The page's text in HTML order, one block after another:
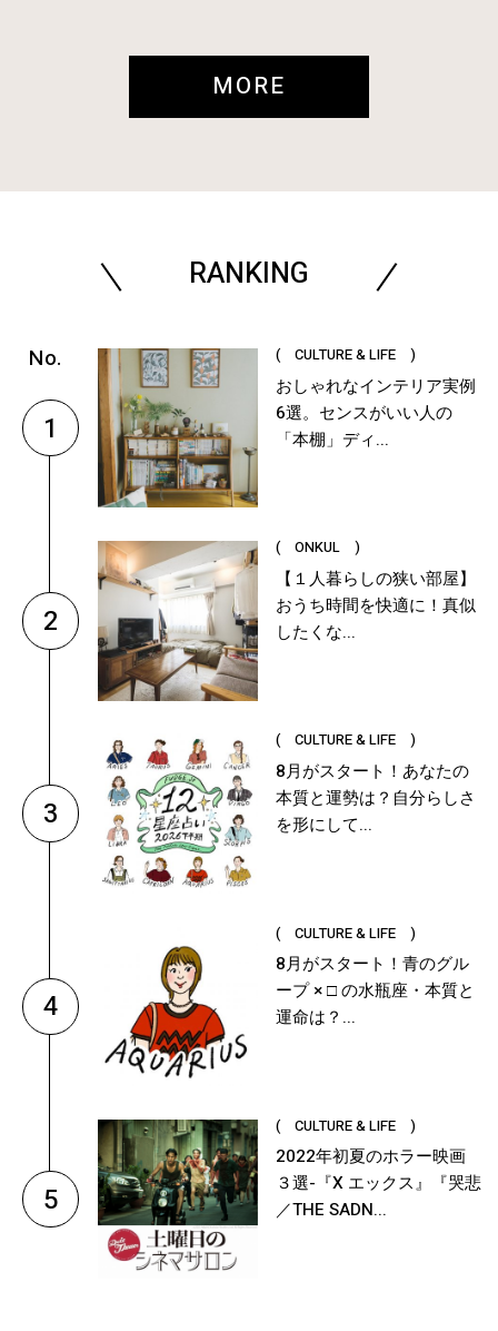
MORE
RANKING
1
( CULTURE & LIFE )
おしゃれなインテリア実例
6選。センスがいい人の
「本棚」ディ...
2
( ONKUL )
【１人暮らしの狭い部屋】
おうち時間を快適に！真似
したくな...
3
( CULTURE & LIFE )
8月がスタート！あなたの
本質と運勢は？自分らしさ
を形にして...
4
( CULTURE & LIFE )
8月がスタート！青のグル
ープ × □ の水瓶座・本質と
運命は？...
5
( CULTURE & LIFE )
2022年初夏のホラー映画
３選-『X エックス』『哭悲
／THE SADN...